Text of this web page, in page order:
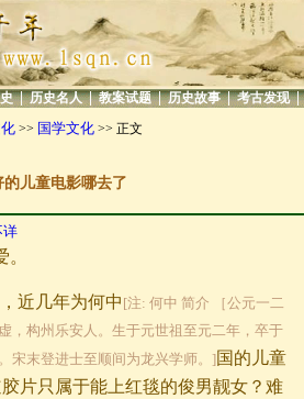
| 历史名人 | 教案试题 | 历史故事 | 考古发现 |
>> 国学文化 >> 正文
的儿童电影哪去了
详
近几年为何中[注: 何中 简介 ［公元一二
，构州乐安人。生于元世祖至元二年，卒于
宋末登进士至顺间为龙兴学师。]国的儿童
片只属于能上红毯的俊男靓女？难